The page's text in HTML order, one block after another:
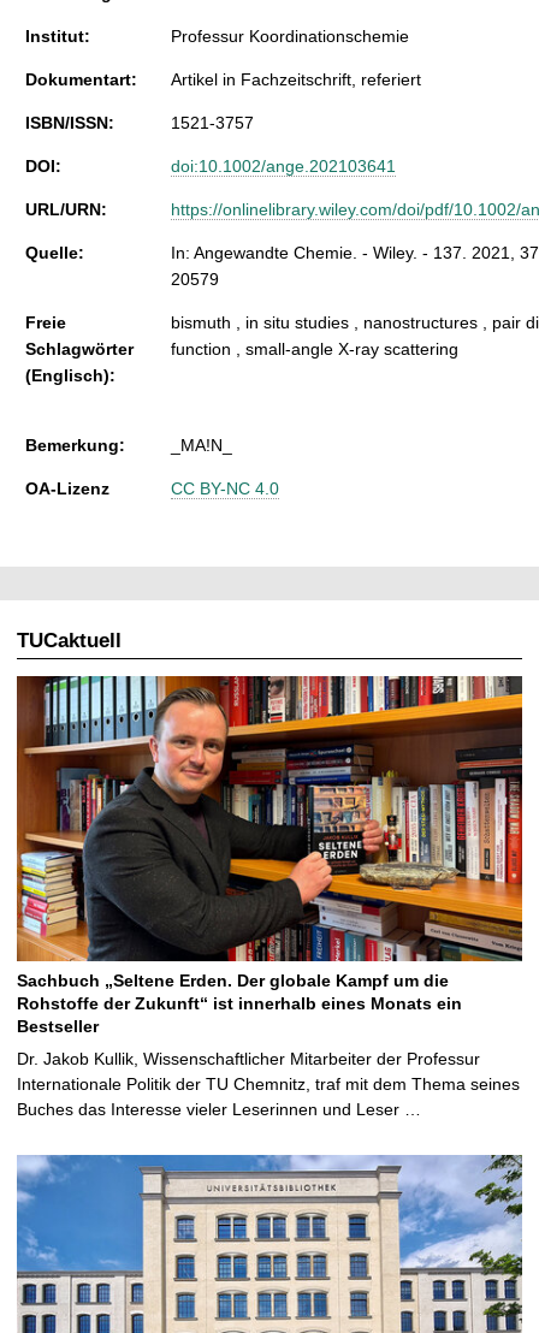
Institut: Professur Koordinationschemie
Dokumentart: Artikel in Fachzeitschrift, referiert
ISBN/ISSN: 1521-3757
DOI: doi:10.1002/ange.202103641
URL/URN: https://onlinelibrary.wiley.com/doi/pdf/10.1002/
Quelle:
In: Angewandte Chemie. - Wiley. - 137. 2021,
20579
Freie
Schlagwörter
(Englisch):
bismuth , in situ studies , nanostructures , pair
function , small-angle X-ray scattering
Bemerkung: _MA!N_
OA-Lizenz CC BY-NC 4.0
TUCaktuell
Sachbuch „Seltene Erden. Der globale Kampf um die
Rohstoffe der Zukunft“ ist innerhalb eines Monats ein
Bestseller
Dr. Jakob Kullik, Wissenschaftlicher Mitarbeiter der Professur
Internationale Politik der TU Chemnitz, traf mit dem Thema seines
Buches das Interesse vieler Leserinnen und Leser …